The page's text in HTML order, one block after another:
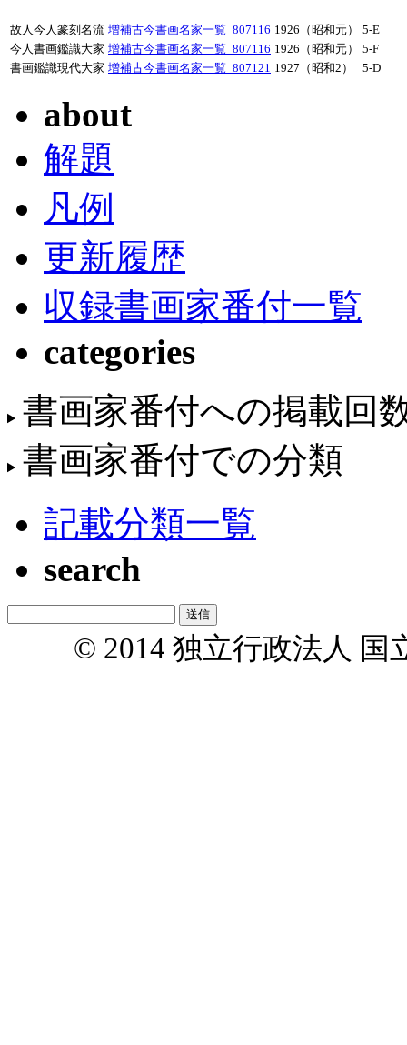
故人今人篆刻名流 増補古今書画名家一覧_807116 1926（昭和元）
5-E
今人書画鑑識大家 増補古今書画名家一覧_807116 1926（昭和元）
5-F
書画鑑識現代大家 増補古今書画名家一覧_807121 1927（昭和2） 5-D
about
解題
凡例
更新履歴
収録書画家番付一覧
categories
書画家番付への掲載回
書画家番付での分類
記載分類一覧
search
© 2014 独立行政法人 国